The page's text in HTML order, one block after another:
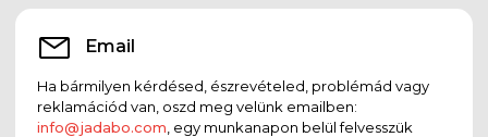
Email
Ha bármilyen kérdésed, észrevételed, problémád vagy
reklamációd van, oszd meg velünk emailben:
info@jadabo.com , egy munkanapon belül felvesszük